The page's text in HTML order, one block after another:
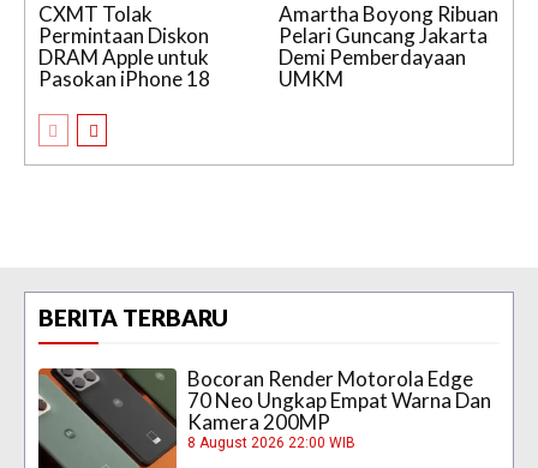
CXMT Tolak
Permintaan Diskon
DRAM Apple untuk
Pasokan iPhone 18
Amartha Boyong Ribuan
Pelari Guncang Jakarta
Demi Pemberdayaan
UMKM
BERITA TERBARU
Bocoran Render Motorola Edge
70 Neo Ungkap Empat Warna Dan
Kamera 200MP
8 August 2026 22:00 WIB